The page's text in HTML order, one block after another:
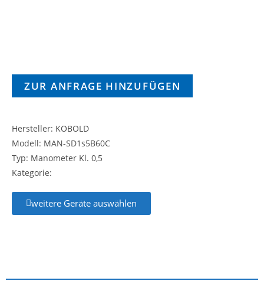
ZUR ANFRAGE HINZUFÜGEN
Hersteller: KOBOLD
Modell: MAN-SD1s5B60C
Typ: Manometer Kl. 0,5
Kategorie:
weitere Geräte auswählen